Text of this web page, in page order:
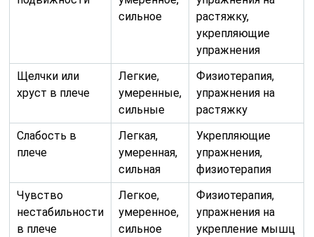
сильное
растяжку,
укрепляющие
упражнения
Щелчки или
хруст в плече
Легкие,
умеренные,
сильные
Физиотерапия,
упражнения на
растяжку
Слабость в
плече
Легкая,
умеренная,
сильная
Укрепляющие
упражнения,
физиотерапия
Чувство
нестабильности
в плече
Легкое,
умеренное,
сильное
Физиотерапия,
упражнения на
укрепление мышц